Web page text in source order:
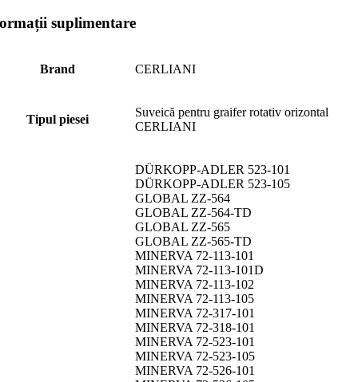
suplimentare
Brand CERLIANI
Tipul piesei
Suveică pentru graifer rotativ orizontal
CERLIANI
DÜRKOPP-ADLER 523-101
DÜRKOPP-ADLER 523-105
GLOBAL ZZ-564
GLOBAL ZZ-564-TD
GLOBAL ZZ-565
GLOBAL ZZ-565-TD
MINERVA 72-113-101
MINERVA 72-113-101D
MINERVA 72-113-102
MINERVA 72-113-105
MINERVA 72-317-101
MINERVA 72-318-101
MINERVA 72-523-101
MINERVA 72-523-105
MINERVA 72-526-101